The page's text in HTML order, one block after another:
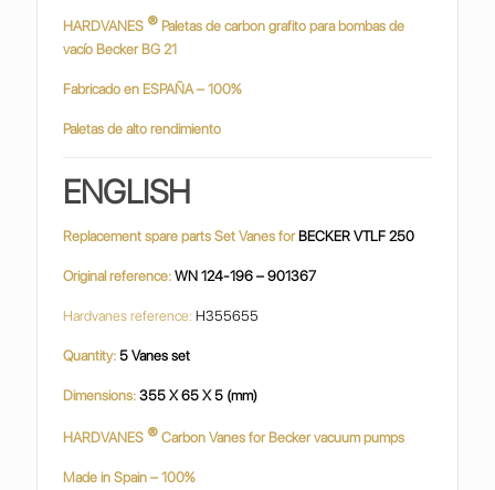
HARDVANES ® Paletas de carbon grafito para bombas de
vacío Becker BG 21
Fabricado en ESPAÑA – 100%
Paletas de alto rendimiento
ENGLISH
Replacement spare parts Set Vanes forBECKER VTLF 250
Original reference:WN 124-196 – 901367
Hardvanes reference: H355655
Quantity: 5 Vanes set
Dimensions:355 X 65 X 5 (mm)
HARDVANES ® Carbon Vanes for Becker vacuum pumps
Made in Spain – 100%